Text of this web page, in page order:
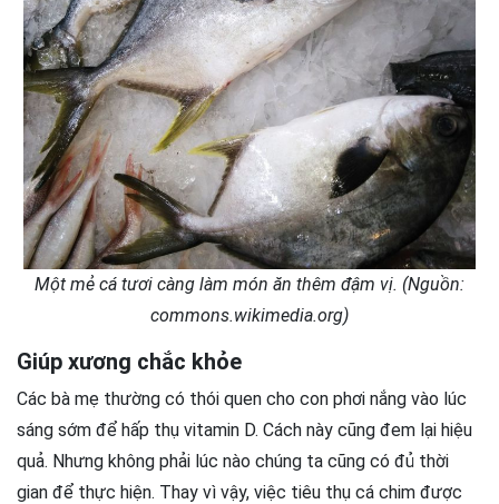
Một mẻ cá tươi càng làm món ăn thêm đậm vị. (Nguồn:
commons.wikimedia.org)
Giúp xương chắc khỏe
Các bà mẹ thường có thói quen cho con phơi nắng vào lúc
sáng sớm để hấp thụ vitamin D. Cách này cũng đem lại hiệu
quả. Nhưng không phải lúc nào chúng ta cũng có đủ thời
gian để thực hiện. Thay vì vậy, việc tiêu thụ cá chim được